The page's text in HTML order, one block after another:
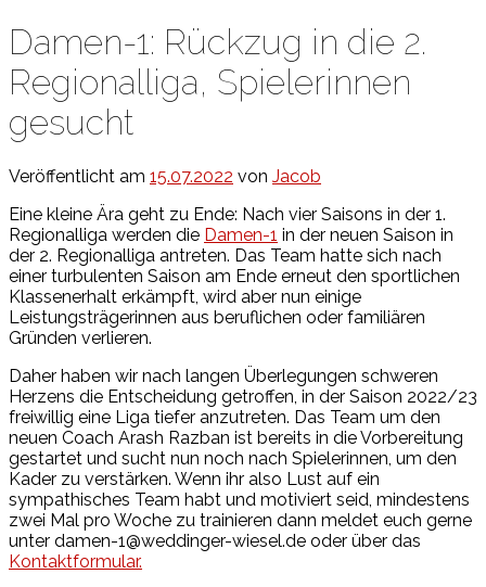
Damen-1: Rückzug in die 2.
Regionalliga, Spielerinnen
gesucht
Veröffentlicht am 15.07.2022 von Jacob
Eine kleine Ära geht zu Ende: Nach vier Saisons in der 1.
Regionalliga werden die Damen-1 in der neuen Saison in
der 2. Regionalliga antreten. Das Team hatte sich nach
einer turbulenten Saison am Ende erneut den sportlichen
Klassenerhalt erkämpft, wird aber nun einige
Leistungsträgerinnen aus beruflichen oder familiären
Gründen verlieren.
Daher haben wir nach langen Überlegungen schweren
Herzens die Entscheidung getroffen, in der Saison 2022/23
freiwillig eine Liga tiefer anzutreten. Das Team um den
neuen Coach Arash Razban ist bereits in die Vorbereitung
gestartet und sucht nun noch nach Spielerinnen, um den
Kader zu verstärken. Wenn ihr also Lust auf ein
sympathisches Team habt und motiviert seid, mindestens
zwei Mal pro Woche zu trainieren dann meldet euch gerne
unter damen-1@weddinger-wiesel.de oder über das
Kontaktformular.